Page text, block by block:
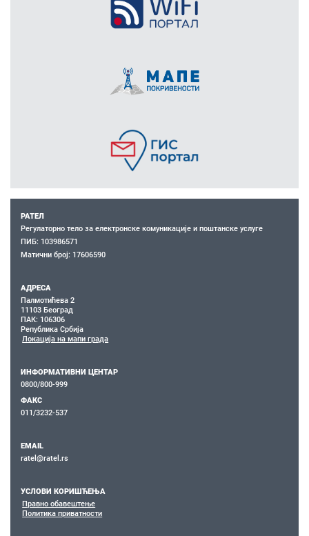
РАТЕЛ
Регулаторно тело за електронске комуникације и поштанске услуге
ПИБ: 103986571
Матични број: 17606590
АДРЕСА
Палмотићева 2
11103 Београд
ПАК: 106306
Република Србија
Локација на мапи града
ИНФОРМАТИВНИ ЦЕНТАР
0800/800-999
ФАКС
011/3232-537
EMAIL
ratel@ratel.rs
УСЛОВИ КОРИШЋЕЊА
Правно обавештење
Политика приватности